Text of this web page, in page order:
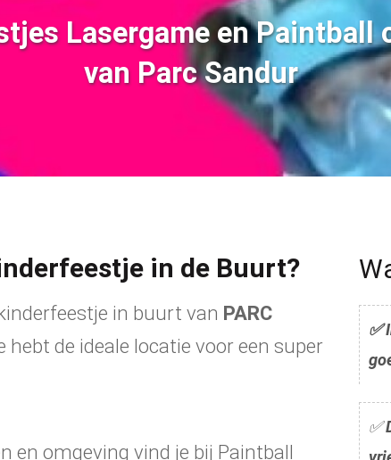
Lasergame en Paintball
van Parc Sandur
in de Buurt?
in buurt van PARC
de ideale locatie voor een super
en omgeving vind je bij Paintball
✅
✅